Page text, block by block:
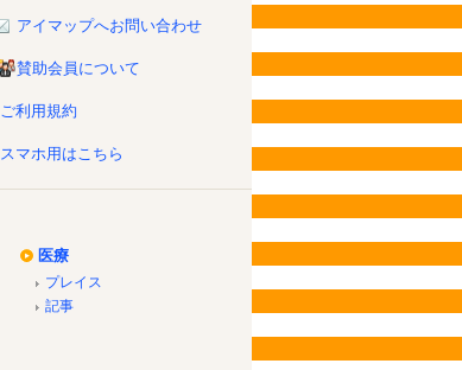
アイマップへお問い合わせ
賛助会員について
ご利用規約
スマホ用はこちら
医療
プレイス
記事